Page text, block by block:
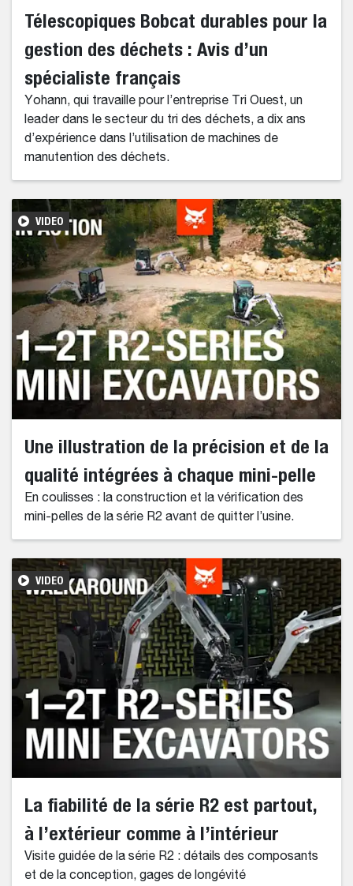
Télescopiques Bobcat durables pour la
gestion des déchets : Avis d’un
spécialiste français
Yohann, qui travaille pour l’entreprise Tri Ouest, un
leader dans le secteur du tri des déchets, a dix ans
d’expérience dans l’utilisation de machines de
manutention des déchets.
VIDEO
Une illustration de la précision et de la
qualité intégrées à chaque mini-pelle
En coulisses : la construction et la vérification des
mini-pelles de la série R2 avant de quitter l’usine.
VIDEO
La fiabilité de la série R2 est partout,
à l’extérieur comme à l’intérieur
Visite guidée de la série R2 : détails des composants
et de la conception, gages de longévité